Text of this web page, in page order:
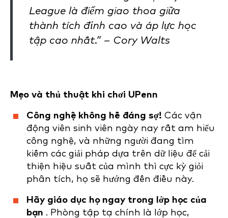
League là điểm giao thoa giữa
thành tích đỉnh cao và áp lực học
tập cao nhất.” – Cory Walts
Mẹo và thủ thuật khi chơi UPenn
Công nghệ không hề đáng sợ! Các vận
động viên sinh viên ngày nay rất am hiểu
công nghệ, và những người đang tìm
kiếm các giải pháp dựa trên dữ liệu để cải
thiện hiệu suất của mình thì cực kỳ giỏi
phân tích, họ sẽ hướng đến điều này.
Hãy giáo dục họ ngay trong lớp học của
bạn . Phòng tập tạ chính là lớp học,